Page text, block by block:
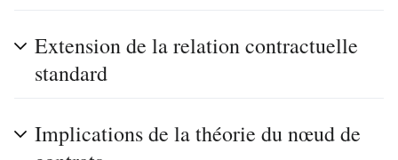
Extension de la relation contractuelle
standard
Implications de la théorie du nœud de